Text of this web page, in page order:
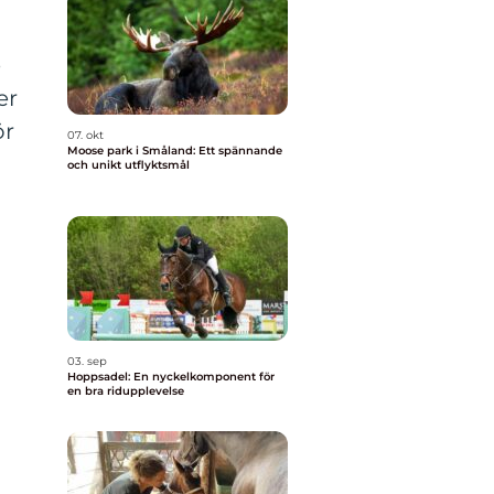
07. okt
Moose park i Småland: Ett spännande
och unikt utflyktsmål
03. sep
Hoppsadel: En nyckelkomponent för
en bra ridupplevelse